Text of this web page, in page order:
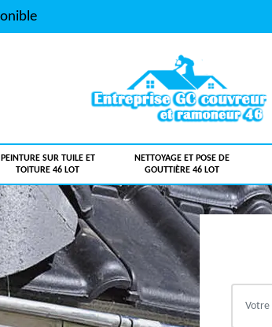
PEINTURE SUR TUILE ET
TOITURE 46 LOT
NETTOYAGE ET POSE DE
GOUTTIÈRE 46 LOT